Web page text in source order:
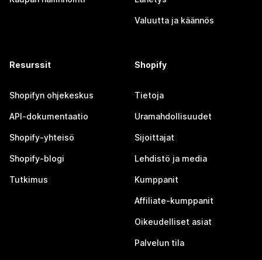
Valuutta ja käännös
Resurssit
Shopifyn ohjekeskus
API-dokumentaatio
Shopify-yhteisö
Shopify-blogi
Tutkimus
Shopify
Tietoja
Uramahdollisuudet
Sijoittajat
Lehdistö ja media
Kumppanit
Affiliate-kumppanit
Oikeudelliset asiat
Palvelun tila